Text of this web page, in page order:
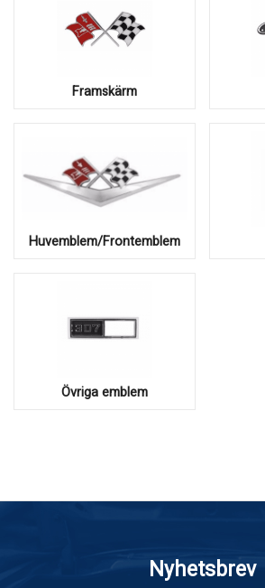
Framskärm
Huvemblem/Frontemblem
Övriga emblem
Nyhetsbrev